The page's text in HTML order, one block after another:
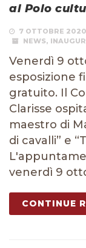
al Polo
7 OTTOBRE 2020
NEWS,
Venerdì 9
esposizione
gratuito. Il
Clarisse
maestro di
di cavalli” e
venerdì 9
CONTINUE